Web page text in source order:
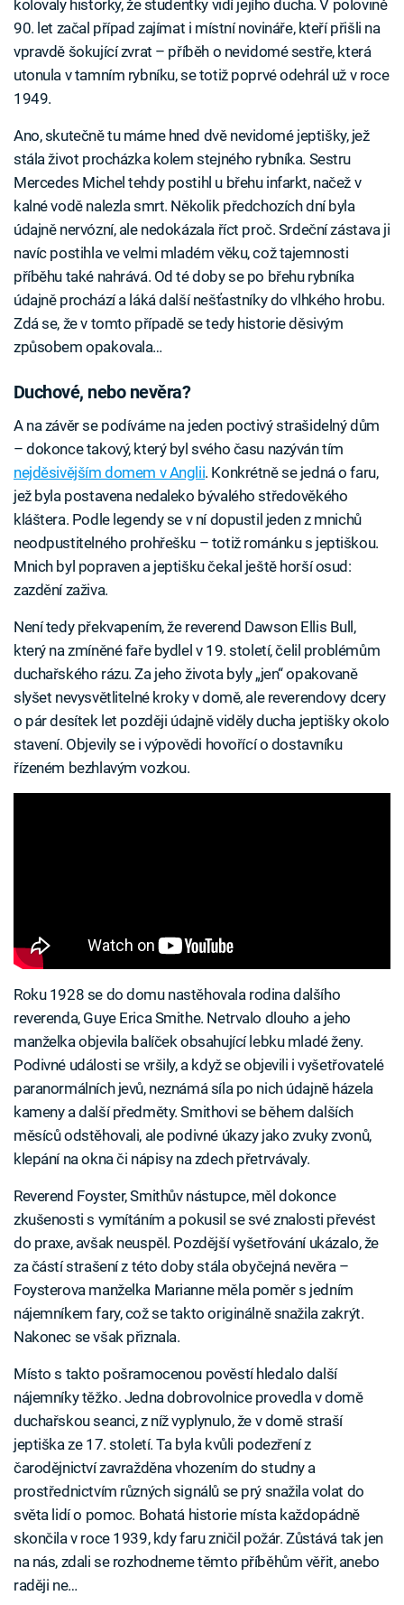
kolovaly historky, že studentky vidí jejího ducha. V polovině
90. let začal případ zajímat i místní novináře, kteří přišli na
vpravdě šokující zvrat – příběh o nevidomé sestře, která
utonula v tamním rybníku, se totiž poprvé odehrál už v roce
1949.
Ano, skutečně tu máme hned dvě nevidomé jeptišky, jež
stála život procházka kolem stejného rybníka. Sestru
Mercedes Michel tehdy postihl u břehu infarkt, načež v
kalné vodě nalezla smrt. Několik předchozích dní byla
údajně nervózní, ale nedokázala říct proč. Srdeční zástava ji
navíc postihla ve velmi mladém věku, což tajemnosti
příběhu také nahrává. Od té doby se po břehu rybníka
údajně prochází a láká další nešťastníky do vlhkého hrobu.
Zdá se, že v tomto případě se tedy historie děsivým
způsobem opakovala…
Duchové, nebo nevěra?
A na závěr se podíváme na jeden poctivý strašidelný dům
– dokonce takový, který byl svého času nazýván tím
nejděsivějším domem v Anglii. Konkrétně se jedná o faru,
jež byla postavena nedaleko bývalého středověkého
kláštera. Podle legendy se v ní dopustil jeden z mnichů
neodpustitelného prohřešku – totiž románku s jeptiškou.
Mnich byl popraven a jeptišku čekal ještě horší osud:
zazdění zaživa.
Není tedy překvapením, že reverend Dawson Ellis Bull,
který na zmíněné faře bydlel v 19. století, čelil problémům
duchařského rázu. Za jeho života byly „jen“ opakovaně
slyšet nevysvětlitelné kroky v domě, ale reverendovy dcery
o pár desítek let později údajně viděly ducha jeptišky okolo
stavení. Objevily se i výpovědi hovořící o dostavníku
řízeném bezhlavým vozkou.
Roku 1928 se do domu nastěhovala rodina dalšího
reverenda, Guye Erica Smithe. Netrvalo dlouho a jeho
manželka objevila balíček obsahující lebku mladé ženy.
Podivné události se vršily, a když se objevili i vyšetřovatelé
paranormálních jevů, neznámá síla po nich údajně házela
kameny a další předměty. Smithovi se během dalších
měsíců odstěhovali, ale podivné úkazy jako zvuky zvonů,
klepání na okna či nápisy na zdech přetrvávaly.
Reverend Foyster, Smithův nástupce, měl dokonce
zkušenosti s vymítáním a pokusil se své znalosti převést
do praxe, avšak neuspěl. Pozdější vyšetřování ukázalo, že
za částí strašení z této doby stála obyčejná nevěra –
Foysterova manželka Marianne měla poměr s jedním
nájemníkem fary, což se takto originálně snažila zakrýt.
Nakonec se však přiznala.
Místo s takto pošramocenou pověstí hledalo další
nájemníky těžko. Jedna dobrovolnice provedla v domě
duchařskou seanci, z níž vyplynulo, že v domě straší
jeptiška ze 17. století. Ta byla kvůli podezření z
čarodějnictví zavražděna vhozením do studny a
prostřednictvím různých signálů se prý snažila volat do
světa lidí o pomoc. Bohatá historie místa každopádně
skončila v roce 1939, kdy faru zničil požár. Zůstává tak jen
na nás, zdali se rozhodneme těmto příběhům věřit, anebo
raději ne…